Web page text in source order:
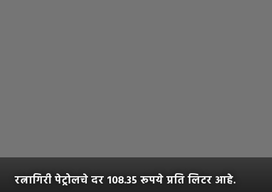
रत्नागिरी पेट्रोलचे दर 108.35 रूपये प्रति लिटर आहे.